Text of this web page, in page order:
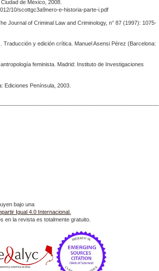
de México, 2008.
10/scottgc3a9nero-e-historia-parte-i.pdf
Journal of Criminal Law and Criminology, n° 87 (1997): 1075-
y edición crítica. Manuel Asensi Pérez (Barcelona:
feminista. Madrid: Instituto de Investigaciones
Ediciones Península, 2003.
bajo una
Igual 4.0 Internacional.
en la revista es totalmente gratuito.